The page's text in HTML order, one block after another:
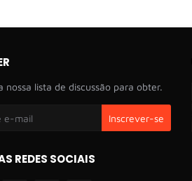
nossa lista de discussão para obter.
REDES SOCIAIS